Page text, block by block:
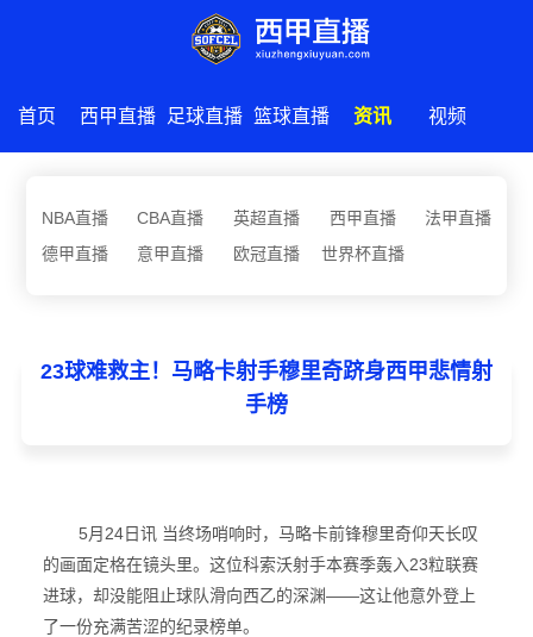
首页 西甲直播 足球直播 篮球直播 资讯 视频
NBA直播 CBA直播 英超直播 西甲直播
法甲直播
德甲直播
意甲直播 欧冠直播 世界杯直播
23球难救主！马略卡射手穆里奇跻身西甲悲情射
手榜
5月24日讯 当终场哨响时，马略卡前锋穆里奇仰天长叹
的画面定格在镜头里。这位科索沃射手本赛季轰入23粒联赛
进球，却没能阻止球队滑向西乙的深渊——这让他意外登上
了一份充满苦涩的纪录榜单。